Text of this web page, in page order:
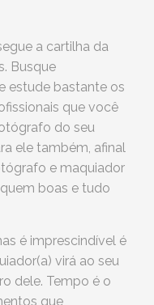
a cartilha da
Busque
estude bastante os
que você
do seu
ele também, afinal
e maquiador
boas e tudo
é imprescindível é
virá ao seu
dele. Tempo é o
que